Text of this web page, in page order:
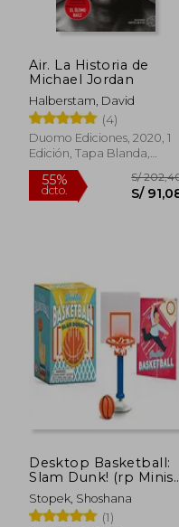
Air. La Historia de
Michael Jordan
Halberstam, David
(4)
Duomo Ediciones, 2020, 1
Edición, Tapa Blanda,
Nuevo
Desktop Basketball:
Slam Dunk! (rp Minis)
(en Inglés)
Stopek, Shoshana
(1)